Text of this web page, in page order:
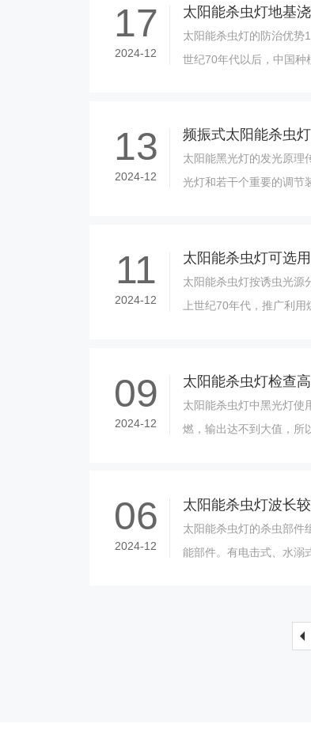
17
2024-12
太阳能杀虫灯地基
太阳能杀虫灯的防治优势
世纪70年代以后，中国种
13
2024-12
频振式太阳能杀虫
太阳能黑光灯的发光原理
光灯和若干个重要的调节
11
2024-12
太阳能杀虫灯可选
太阳能杀虫灯按诱虫光源
上世纪70年代，推广利用
09
2024-12
太阳能杀虫灯检查
太阳能杀虫灯中黑光灯使
燃，输出达不到大值，所
06
2024-12
太阳能杀虫灯波长
太阳能杀虫灯的杀虫部件
能部件。有电击式、水溺